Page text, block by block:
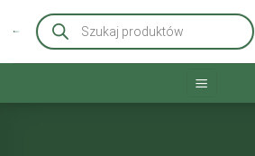
Przewiń
do
zawartości
Wyszukiwarka
produktów